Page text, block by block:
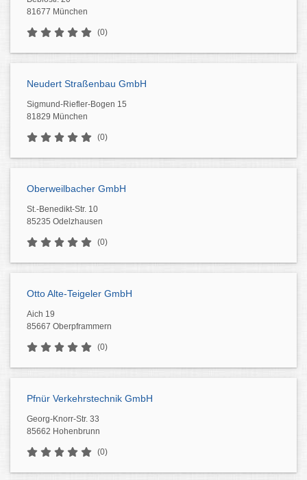
81677 München
(0)
Neudert Straßenbau GmbH
Sigmund-Riefler-Bogen 15
81829 München
(0)
Oberweilbacher GmbH
St.-Benedikt-Str. 10
85235 Odelzhausen
(0)
Otto Alte-Teigeler GmbH
Aich 19
85667 Oberpframmern
(0)
Pfnür Verkehrstechnik GmbH
Georg-Knorr-Str. 33
85662 Hohenbrunn
(0)